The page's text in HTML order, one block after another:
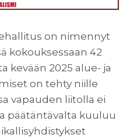
on nimennyt
kokouksessaan 42
kevään 2025 alue- ja
on tehty niille
vapauden liitolla ei
päätäntävalta kuuluu